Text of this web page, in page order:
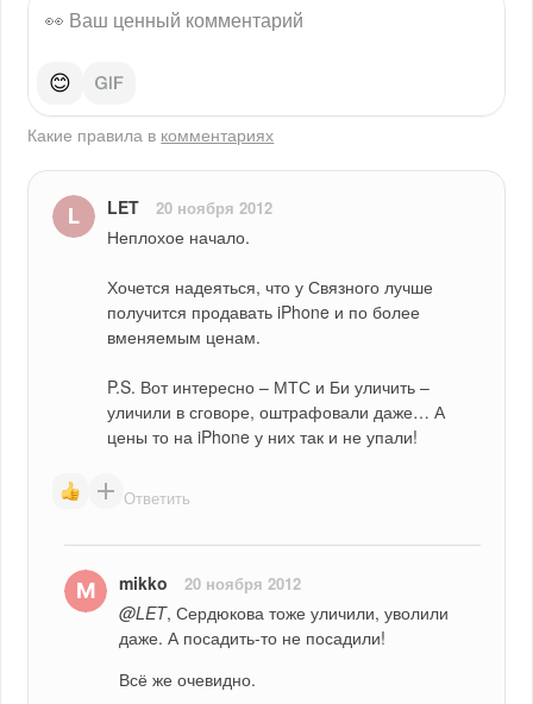
😊
Какие правила в комментариях
LET 20 ноября 2012
Неплохое начало.
Хочется надеяться, что у Связного лучше
получится продавать iPhone и по более
вменяемым ценам.
P.S. Вот интересно – МТС и Би уличить –
уличили в сговоре, оштрафовали даже… А
цены то на iPhone у них так и не упали!
Ответить
mikko 20 ноября 2012
@LET, Сердюкова тоже уличили, уволили
даже. А посадить-то не посадили!
Всё же очевидно.